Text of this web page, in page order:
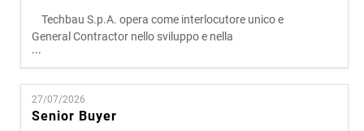
DE
ES
Techbau S.p.A. opera come interlocutore unico e
General Contractor nello sviluppo e nella
realizzazione di progetti complessi in ambito civile
e infrastrutturale. Attraverso un modello
operativo integrato, che riunisce progettazione,
sviluppo e costruzione, l'azienda presidia l'intero
ciclo di vita degli interventi, assicurando elevati
...
27/07/2026
Senior Buyer